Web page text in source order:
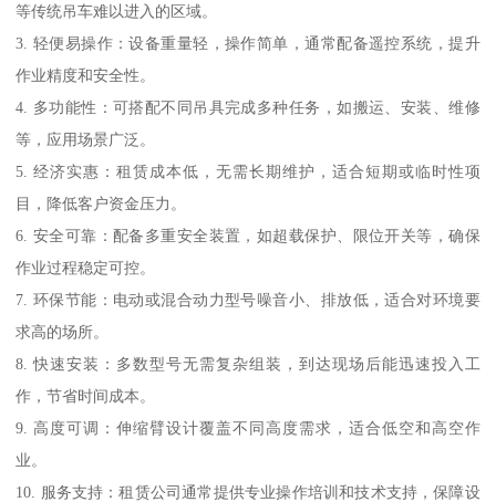
等传统吊车难以进入的区域。
3. 轻便易操作：设备重量轻，操作简单，通常配备遥控系统，提升
作业精度和安全性。
4. 多功能性：可搭配不同吊具完成多种任务，如搬运、安装、维修
等，应用场景广泛。
5. 经济实惠：租赁成本低，无需长期维护，适合短期或临时性项
目，降低客户资金压力。
6. 安全可靠：配备多重安全装置，如超载保护、限位开关等，确保
作业过程稳定可控。
7. 环保节能：电动或混合动力型号噪音小、排放低，适合对环境要
求高的场所。
8. 快速安装：多数型号无需复杂组装，到达现场后能迅速投入工
作，节省时间成本。
9. 高度可调：伸缩臂设计覆盖不同高度需求，适合低空和高空作
业。
10. 服务支持：租赁公司通常提供专业操作培训和技术支持，保障设